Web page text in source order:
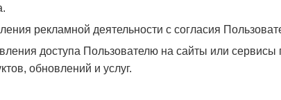
рекламной деятельности с согласия
доступа Пользователю на сайты или
обновлений и услуг.